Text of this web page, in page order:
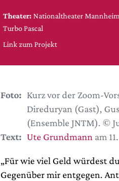
Theater: Nationaltheater Mannheim
Turbo Pascal
Link zum Projekt
Foto: Kurz vor der Zoom-
Direduryan (Gast),
(Ensemble JNTM). ©
Text: Ute Grundmann am
„Für wie viel Geld würdest
Gegenüber mir entgegen.